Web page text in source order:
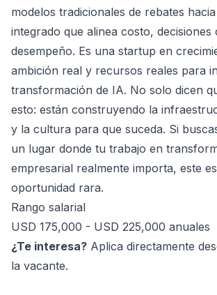
modelos tradicionales de rebates
integrado que alinea costo, decisiones
desempeño. Es una startup en
ambición real y recursos reales para
transformación de IA. No solo dicen
esto: están construyendo la
y la cultura para que suceda. Si
un lugar donde tu trabajo en
empresarial realmente importa, este
oportunidad rara.
Rango salarial
USD 175,000 - USD 225,000 anuales
¿Te interesa? Aplica directamente
la vacante.